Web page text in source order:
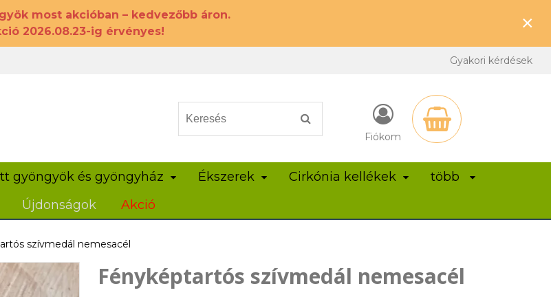
most akcióban – kedvezőbb áron.
2026.08.23-ig érvényes!
×
Gyakori kérdések
Fiókom
gyöngyök és gyöngyház Ékszerek Cirkónia kellékek
több
Újdonságok
Akció
szívmedál nemesacél
Fényképtartós szívmedál nemesacél